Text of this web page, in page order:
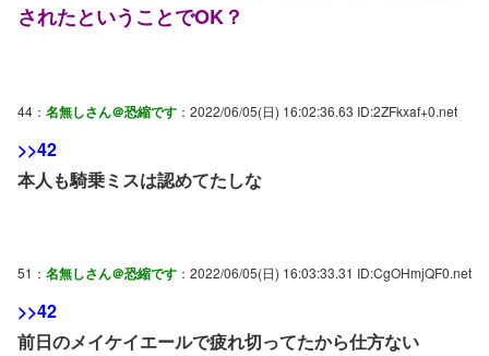
されたということでOK？
44： 名無しさん＠恐縮です ：2022/06/05(日) 16:02:36.63 ID:2ZFkxaf+0.net
>>42
本人も騎乗ミスは認めてたしな
51： 名無しさん＠恐縮です ：2022/06/05(日) 16:03:33.31 ID:CgOHmjQF0.net
>>42
前日のメイケイエールで疲れ切ってたから仕方ない